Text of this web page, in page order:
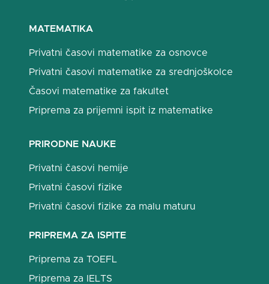
MATEMATIKA
Privatni časovi matematike za osnovce
Privatni časovi matematike za srednjoškolce
Časovi matematike za fakultet
Priprema za prijemni ispit iz matematike
PRIRODNE NAUKE
Privatni časovi hemije
Privatni časovi fizike
Privatni časovi fizike za malu maturu
PRIPREMA ZA ISPITE
Priprema za TOEFL
Priprema za IELTS